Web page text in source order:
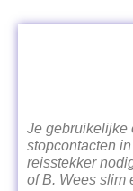
Je gebruikelijke
stopcontacten
reisstekker
of B. Wees slim